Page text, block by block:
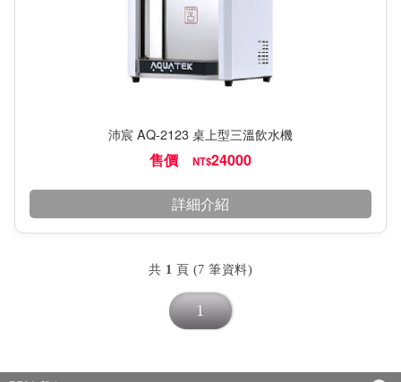
沛宸 AQ-2123 桌上型三溫飲水機
售價 NT$24000
詳細介紹
共 1 頁 (7 筆資料)
1